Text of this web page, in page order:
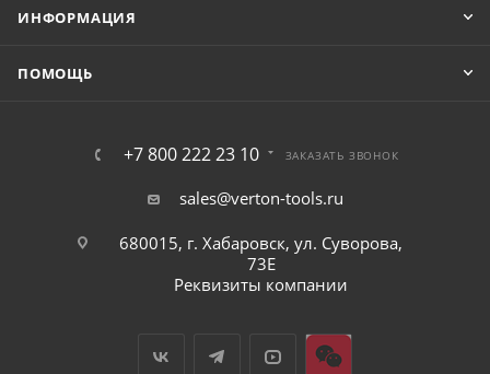
ИНФОРМАЦИЯ
ПОМОЩЬ
+7 800 222 23 10 ЗАКАЗАТЬ ЗВОНОК
sales@verton-tools.ru
680015, г. Хабаровск, ул. Суворова,
73Е
Реквизиты компании